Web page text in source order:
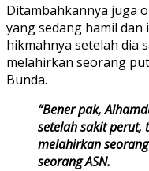
Ditambahkannya juga
yang sedang hamil
hikmahnya setelah dia
melahirkan seorang
Bunda.
“Bener pak,
setelah sakit perut,
melahirkan
seorang ASN.